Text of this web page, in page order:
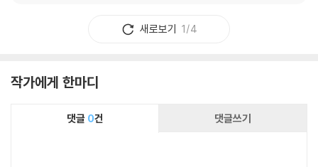
새로보기 1/4
작가에게 한마디
댓글 0건 댓글쓰기